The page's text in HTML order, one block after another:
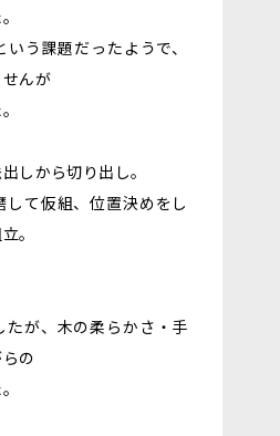
う課題だったようで、
んが
しから切り出し。
て仮組、位置決めをし
。
が、木の柔らかさ・手
の